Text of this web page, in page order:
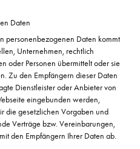
Daten
personenbezogenen Daten kommt
Unternehmen, rechtlich
oder Personen übermittelt oder sie
Zu den Empfängern dieser Daten
Dienstleister oder Anbieter von
eingebunden werden,
die gesetzlichen Vorgaben und
Verträge bzw. Vereinbarungen,
den Empfängern Ihrer Daten ab.